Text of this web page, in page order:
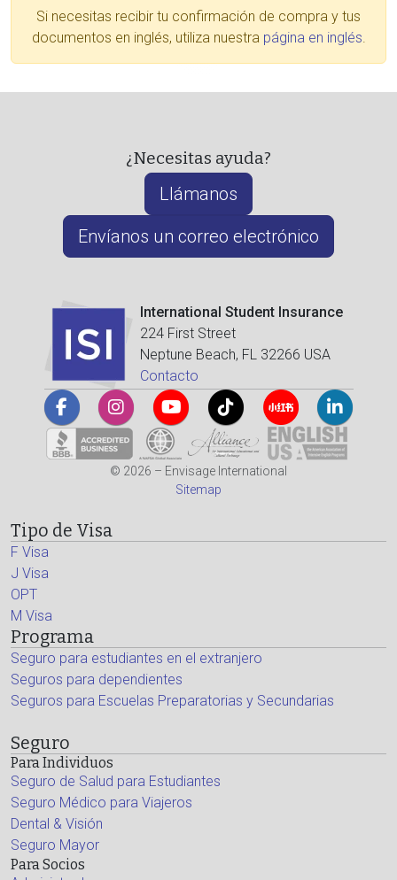
Si necesitas recibir tu confirmación de compra y tus
documentos en inglés, utiliza nuestra página en inglés.
¿Necesitas ayuda?
Llámanos
Envíanos un correo electrónico
International Student Insurance
224 First Street
Neptune Beach, FL 32266 USA
Contacto
© 2026 – Envisage International
Sitemap
Tipo de Visa
F Visa
J Visa
OPT
M Visa
Programa
Seguro para estudiantes en el extranjero
Seguros para dependientes
Seguros para Escuelas Preparatorias y Secundarias
Seguro
Para Individuos
Seguro de Salud para Estudiantes
Seguro Médico para Viajeros
Dental & Visión
Seguro Mayor
Para Socios